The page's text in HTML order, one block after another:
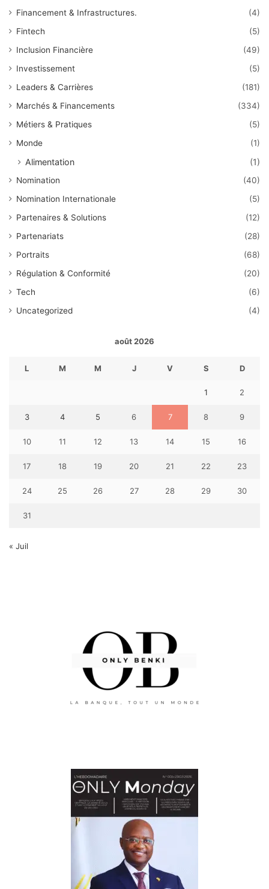
Financement & Infrastructures.
(4)
Fintech
(5)
Inclusion Financière
(49)
Investissement
(5)
Leaders & Carrières
(181)
Marchés & Financements
(334)
Métiers & Pratiques
(5)
Monde
(1)
Alimentation (1)
Nomination
(40)
Nomination Internationale
(5)
Partenaires & Solutions
(12)
Partenariats
(28)
Portraits
(68)
Régulation & Conformité
(20)
Tech
(6)
Uncategorized
(4)
août 2026
L M M J V S D
1 2
3 4 5 6 7 8 9
10 11 12 13 14 15 16
17 18 19 20 21 22 23
24 25 26 27 28 29 30
31
« Juil